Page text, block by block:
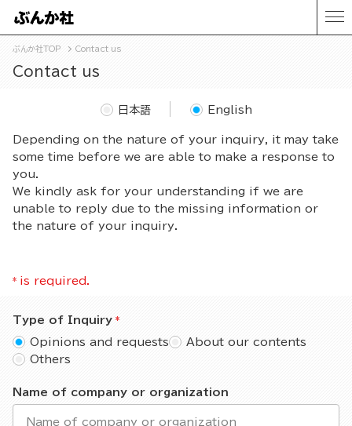
ぶんか社TOP Contact us
Contact us
Depending on the nature of your inquiry, it may take
some time before we are able to make a response to
you.
We kindly ask for your understanding if we are
unable to reply due to the missing information or
the nature of your inquiry.
日本語 English
* is required.
Type of Inquiry
Opinions and requests
About our contents
Others
Name of company or organization